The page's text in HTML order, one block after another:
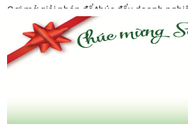
Gợi mở giải pháp để thúc đẩy doanh
Ông Đỗ Văn Vẻ là Chủ tịch Hiệp hội
Hiệp hội doanh nghiệp tỉnh Hưng Yên: